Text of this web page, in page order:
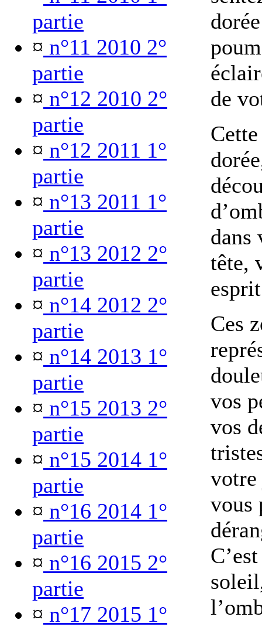
partie
¤ n°11 2010 2°
partie
¤ n°12 2010 2°
partie
¤ n°12 2011 1°
partie
¤ n°13 2011 1°
partie
¤ n°13 2012 2°
partie
¤ n°14 2012 2°
partie
¤ n°14 2013 1°
partie
¤ n°15 2013 2°
partie
¤ n°15 2014 1°
partie
¤ n°16 2014 1°
partie
¤ n°16 2015 2°
partie
¤ n°17 2015 1°
de
dans
tête,
esprit
Ces
vos
vos
vous